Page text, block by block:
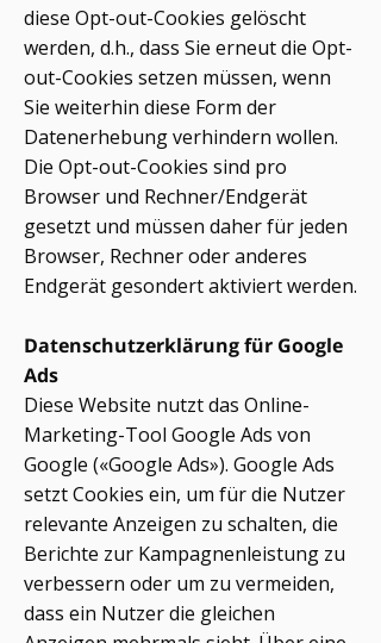
diese Opt-out-Cookies gelöscht
werden, d.h., dass Sie erneut die Opt-
out-Cookies setzen müssen, wenn
Sie weiterhin diese Form der
Datenerhebung verhindern wollen.
Die Opt-out-Cookies sind pro
Browser und Rechner/Endgerät
gesetzt und müssen daher für jeden
Browser, Rechner oder anderes
Endgerät gesondert aktiviert werden.
Datenschutzerklärung für Google
Ads
Diese Website nutzt das Online-
Marketing-Tool Google Ads von
Google («Google Ads»). Google Ads
setzt Cookies ein, um für die Nutzer
relevante Anzeigen zu schalten, die
Berichte zur Kampagnenleistung zu
verbessern oder um zu vermeiden,
dass ein Nutzer die gleichen